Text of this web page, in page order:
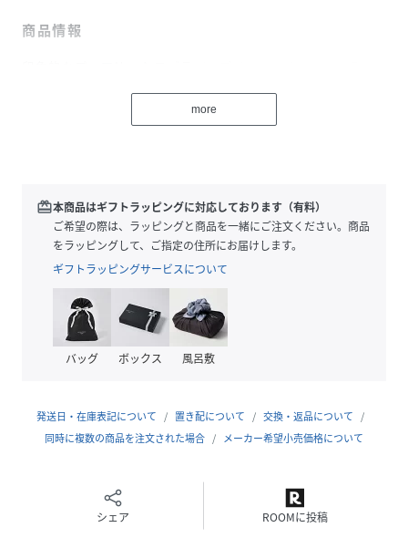
商品情報
レギュラーフィット、レギュラー丈のシルエットで着回しし
特徴
リサイクル素材使用：より良い未来への一歩として、
20％以上のリサイクル素材を使用しています
程よいフィット感で快適な着心地のレギュラーフィッ
ト
クルーネック
半袖
more
redeem本商品はギフトラッピングに対応しております（有料）
ご希望の際は、ラッピングと商品を一緒にご注文ください。商品
をラッピングして、ご指定の住所にお届けします。
ギフトラッピングサービスについて
バッグ ボックス 風呂敷
発送日・在庫表記について 置き配について
交換・返品について
同時に複数の商品を注文された場合
メーカー希望小売価格について
シェア ROOMに投稿